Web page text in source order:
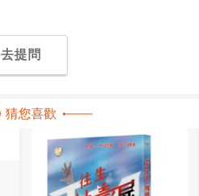
去提問
猜您喜歡